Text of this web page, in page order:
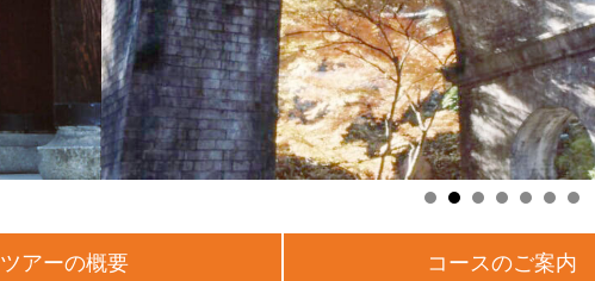
ツアーの概要 コースのご案内